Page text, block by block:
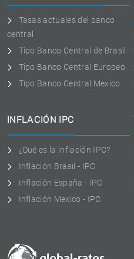
Tasas actuales del banco
central
Tipo Banco Central de Brasil
Tipo Banco Central Europeo
Tipo Banco Central Mexico
INFLACIÓN IPC
¿Qué es la inflación IPC?
Inflación Brasil - IPC
Inflación España - IPC
Inflación Mexico - IPC